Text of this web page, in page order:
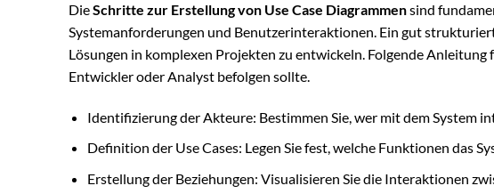
DieSchritte zur Erstellung von Use Case Diagrammensind
Systemanforderungen und Benutzerinteraktionen. Ein gut
Lösungen in komplexen Projekten zu entwickeln. Folgende Anleitung
Entwickler oder Analyst befolgen sollte.
Identifizierung der Akteure: Bestimmen Sie, wer mit dem System
Definition der Use Cases: Legen Sie fest, welche Funktionen das
Erstellung der Beziehungen: Visualisieren Sie die Interaktionen